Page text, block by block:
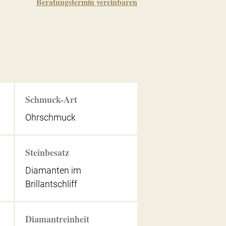
Schmuck-Art
Ohrschmuck
Steinbesatz
Diamanten im
Brillantschliff
Diamantreinheit